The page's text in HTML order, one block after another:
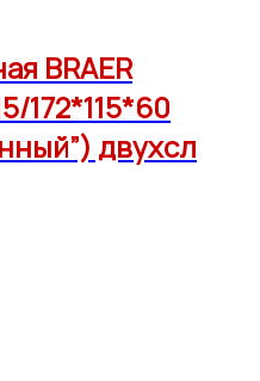
BRAER
172*115*60
двухсл